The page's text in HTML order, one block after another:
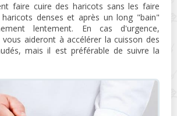
faire cuire des haricots sans les faire
denses et après un long "bain"
lentement. En cas d'urgence,
vous aideront à accélérer la cuisson des
mais il est préférable de suivre la